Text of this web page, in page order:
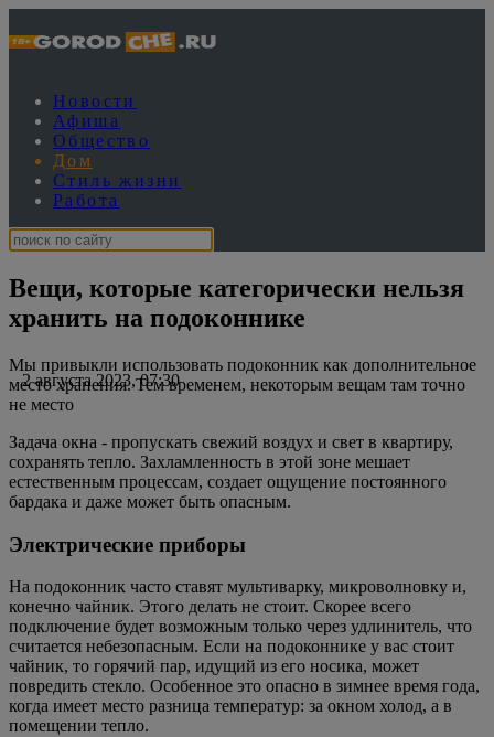
Новости
Афиша
Общество
Дом
Стиль жизни
Работа
Вещи, которые категорически нельзя
хранить на подоконнике
2 августа 2023, 07:30
Мы привыкли использовать подоконник как дополнительное
место хранения. Тем временем, некоторым вещам там точно
не место
Задача окна - пропускать свежий воздух и свет в квартиру,
сохранять тепло. Захламленность в этой зоне мешает
естественным процессам, создает ощущение постоянного
бардака и даже может быть опасным.
Электрические приборы
На подоконник часто ставят мультиварку, микроволновку и,
конечно чайник. Этого делать не стоит. Скорее всего
подключение будет возможным только через удлинитель, что
считается небезопасным. Если на подоконнике у вас стоит
чайник, то горячий пар, идущий из его носика, может
повредить стекло. Особенное это опасно в зимнее время года,
когда имеет место разница температур: за окном холод, а в
помещении тепло.